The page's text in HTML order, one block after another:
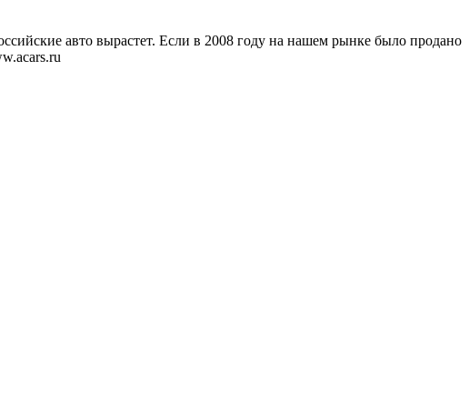
авто вырастет. Если в 2008 году на нашем рынке было продано